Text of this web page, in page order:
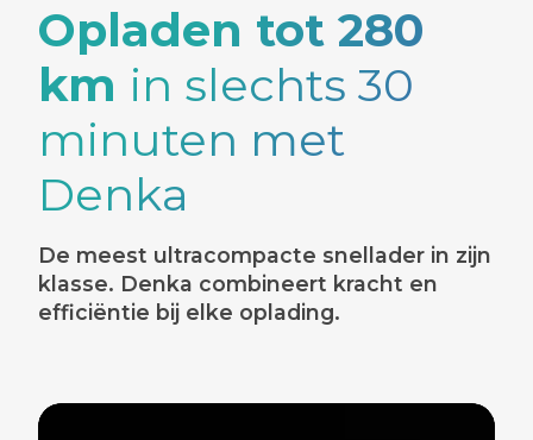
Opladen tot 280
km in slechts 30
minuten met
Denka
De meest ultracompacte snellader in zijn
klasse. Denka combineert kracht en
efficiëntie bij elke oplading.